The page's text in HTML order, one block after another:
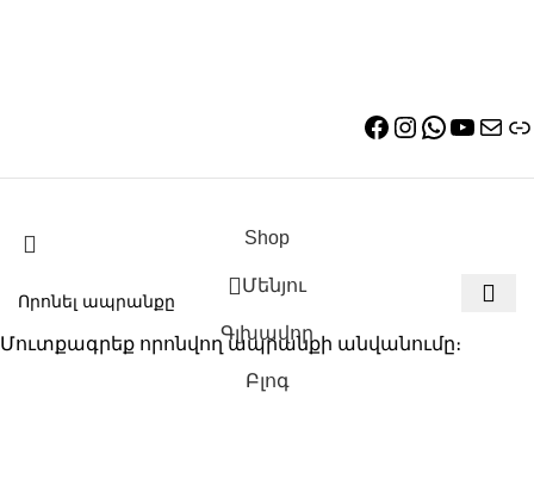
Մուտքագրեք որոնվող ապրանքի անվանումը։
Shop
Մենյու
Գլխավոր
Բլոգ